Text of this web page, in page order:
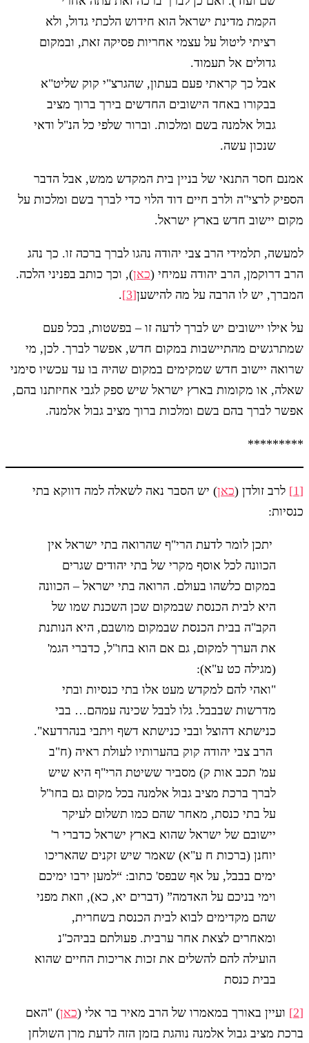
הקמת מדינת ישראל הוא חידוש הלכתי גדול, ולא
רציתי ליטול על עצמי אחריות פסיקה זאת, ובמקום
גדולים אל תעמוד.
אבל כך קראתי פעם בעתון, שהגרצ"י קוק שליט"א
בבקורו באחד הישובים החדשים בירך ברוך מציב
גבול אלמנה בשם ומלכות. וברור שלפי כל הנ"ל ודאי
שנכון עשה.
אמנם חסר התנאי של בניין בית המקדש ממש, אבל הדבר
הספיק לרצי"ה ולרב חיים דוד הלוי כדי לברך בשם ומלכות על
מקום יישוב חדש בארץ ישראל.
למעשה, תלמידי הרב צבי יהודה נהגו לברך ברכה זו. כך נהג
הרב דרוקמן, הרב יהודה עמיחי (כאן), וכך כותב בפניני הלכה.
המברך, יש לו הרבה על מה להישען[3]
.
על אילו יישובים יש לברך לדעה זו – בפשטות, בכל פעם
שמתרגשים מהתיישבות במקום חדש, אפשר לברך. לכן, מי
שרואה יישוב חדש שמקימים במקום שהיה בו עד עכשיו סימני
שאלה, או מקומות בארץ ישראל שיש ספק לגבי אחיזתנו בהם,
אפשר לברך בהם בשם ומלכות ברוך מציב גבול אלמנה.
*********
[1] לרב זולדן (כאן) יש הסבר נאה לשאלה למה דווקא בתי
כנסיות:
יתכן לומר לדעת הרי"ף שהרואה בתי ישראל אין
הכוונה לכל אוסף מקרי של בתי יהודים שגרים
במקום כלשהו בעולם. הרואה בתי ישראל – הכוונה
היא לבית הכנסת שבמקום שכן השכנת שמו של
הקב"ה בבית הכנסת שבמקום מושבם, היא הנותנת
את הערך למקום, גם אם הוא בחו"ל, כדברי הגמ'
(מגילה כט ע"א):
"ואהי להם למקדש מעט אלו בתי כנסיות ובתי
מדרשות שבבבל. גלו לבבל שכינה עמהם… בבי
כנישתא דהוצל ובבי כנישתא דשף ויתבי בנהרדעא".
הרב צבי יהודה קוק בהערותיו לעולת ראיה (ח"ב
עמ' תכב אות ק) מסביר ששיטת הרי"ף היא שיש
לברך ברכת מציב גבול אלמנה בכל מקום גם בחו"ל
על בתי כנסת, מאחר שהם כמו תשלום לעיקר
יישובם של ישראל שהוא בארץ ישראל כדברי ר'
יוחנן (ברכות ח ע"א) שאמר שיש זקנים שהאריכו
ימים בבבל, על אף שבפס' כתוב: “למען ירבו ימיכם
וימי בניכם על האדמה” (דברים יא, כא), וזאת מפני
שהם מקדימים לבוא לבית הכנסת בשחרית,
ומאחרים לצאת אחר ערבית. פעולתם בביהכ"נ
הועילה להם להשלים את זכות אריכות החיים שהוא
בבית כנסת
[2] ועיין באורך במאמרו של הרב מאיר בר אלי (כאן) "האם
ברכת מציב גבול אלמנה נוהגת בזמן הזה לדעת מרן השולחן